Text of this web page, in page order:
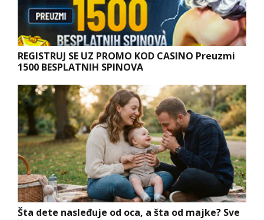
REGISTRUJ SE UZ PROMO KOD CASINO Preuzmi
1500 BESPLATNIH SPINOVA
Šta dete nasleđuje od oca, a šta od majke? Sve